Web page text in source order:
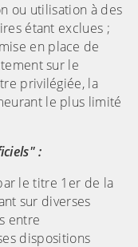
ou utilisation à des
étant exclues ;
en place de
sur le
privilégiée, la
le plus limité
:
le titre 1er de la
sur diverses
entre
dispositions